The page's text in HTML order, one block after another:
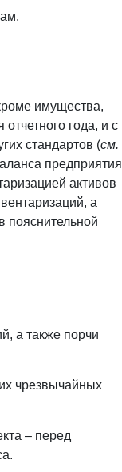
имущества,
года, и с
стандартов (см.
предприятия
активов
а
пояснительной
а также порчи
чрезвычайных
– перед